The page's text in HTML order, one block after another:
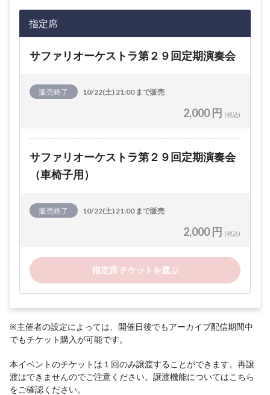
指定席
サファリオーケストラ第２９回定期演奏会
販売終了 10/22(土) 21:00 まで販売
2,000 円 (税込)
サファリオーケストラ第２９回定期演奏会
（車椅子用）
販売終了 10/22(土) 21:00 まで販売
2,000 円 (税込)
指定席 チケットを選ぶ
※主催者の設定によっては、開催日後でもアーカイブ配信期間中
でもチケット購入が可能です。
本イベントのチケットは１回のみ譲渡することができます。再譲
渡はできませんのでご注意ください。譲渡機能についてはこちら
をご確認ください。